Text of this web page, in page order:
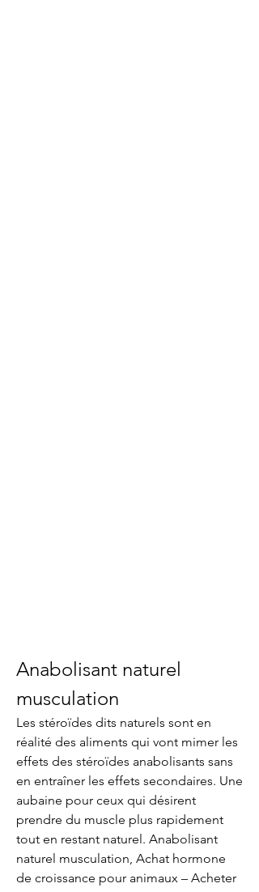
Anabolisant naturel
musculation
Les stéroïdes dits naturels sont en
réalité des aliments qui vont mimer les
effets des stéroïdes anabolisants sans
en entraîner les effets secondaires. Une
aubaine pour ceux qui désirent
prendre du muscle plus rapidement
tout en restant naturel. Anabolisant
naturel musculation, Achat hormone
de croissance pour animaux – Acheter